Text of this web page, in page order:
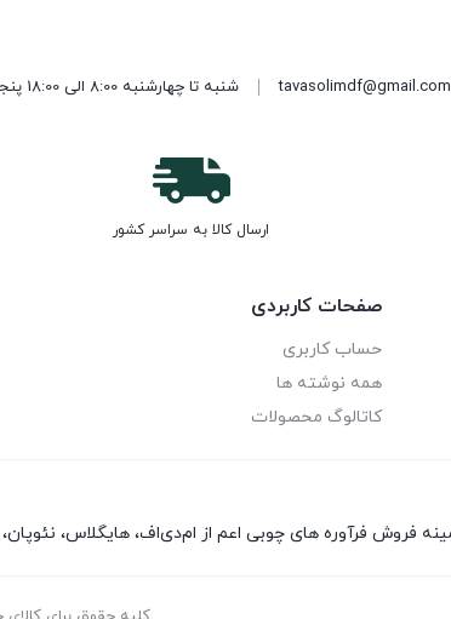
tavasolimdf@gmail.com شنبه تا چهارشنبه 8:00 الی 18:00 پنجشنبه 8:00 الی 13:00
ارسال کالا به سراسر کشور
صفحات کاربردی
حساب کاربری
همه نوشته ها
کاتالوگ محصولات